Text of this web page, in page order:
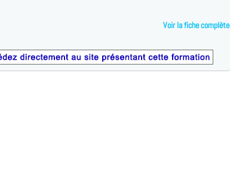
Voir la fiche complète